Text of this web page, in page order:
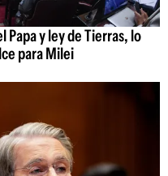
Papa y ley de Tierras, lo
para Milei